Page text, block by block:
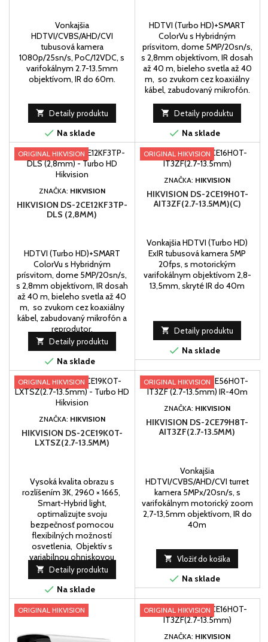
Vonkajšia
HDTVI/CVBS/AHD/CVI
tubusová kamera
1080p/25sn/s, PoC/12VDC, s
varifokálnym 2.7-13.5mm
objektívom, IR do 60m.
 Detaily produktu
 Na sklade
HDTVI (Turbo HD)+SMART
ColorVu s Hybridným
prísvitom, dome 5MP/20sn/s,
s 2,8mm objektívom, IR dosah
až 40 m, bieleho svetla až 40
m, so zvukom cez koaxiálny
kábel, zabudovaný mikrofón.
 Detaily produktu
 Na sklade
ORIGINAL HIKVISION
ZNAČKA: HIKVISION
HIKVISION DS-2CE12KF3TP-
DLS (2,8MM)
HDTVI (Turbo HD)+SMART
ColorVu s Hybridným
prísvitom, dome 5MP/20sn/s,
s 2,8mm objektívom, IR dosah
až 40 m, bieleho svetla až 40
m, so zvukom cez koaxiálny
kábel, zabudovaný mikrofón a
reprodutor.
 Detaily produktu
 Na sklade
ORIGINAL HIKVISION
ZNAČKA: HIKVISION
HIKVISION DS-2CE19H0T-
AIT3ZF(2.7-13.5MM)(C)
Vonkajšia HDTVI (Turbo HD)
ExIR tubusová kamera 5MP
20fps, s motorickým
varifokálnym objektívom 2,8-
13,5mm, skryté IR do 40m
 Detaily produktu
 Na sklade
ORIGINAL HIKVISION
ZNAČKA: HIKVISION
HIKVISION DS-2CE19K0T-
LXTSZ(2.7-13.5MM)
Vysoká kvalita obrazu s
rozlíšením 3K, 2960 × 1665,
Smart-Hybrid light,
optimalizujte svoju
bezpečnosť pomocou
flexibilných možností
osvetlenia, Objektív s
variabilnou ohniskovou
vzdialenosťou 2,7 mm až 13,5
mm, Biele svetlo s dosahom
až 60 m a IR dosahom 60 m
pre jasné nočné snímanie,
Aktívne stroboskopické svetlo
odstrašenie...
 Detaily produktu
 Na sklade
ORIGINAL HIKVISION
ZNAČKA: HIKVISION
HIKVISION DS-2CE79H8T-
AIT3ZF(2.7-13.5MM)
Vonkajšia
HDTVI/CVBS/AHD/CVI turret
kamera 5MPx/20sn/s, s
varifokálnym motorický zoom
2,7-13,5mm objektívom, IR do
40m
 Vložiť do košíka
 Na sklade
ORIGINAL HIKVISION ORIGINAL HIKVISION
ZNAČKA: HIKVISION